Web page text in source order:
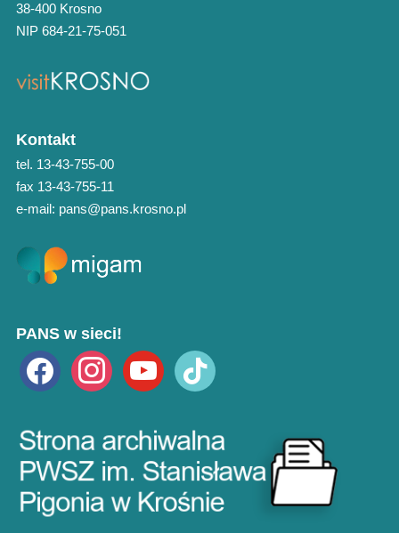
38-400 Krosno
NIP 684-21-75-051
Kontakt
tel. 13-43-755-00
fax 13-43-755-11
e-mail: pans@pans.krosno.pl
PANS w sieci!
facebook instagramyoutube tiktok